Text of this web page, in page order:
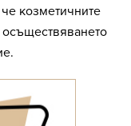
козметичните
осъществяването